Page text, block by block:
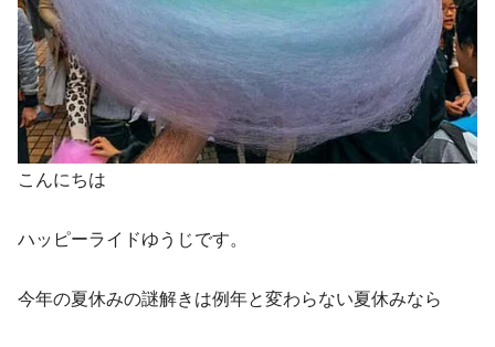
こんにちは
ハッピーライドゆうじです。
今年の夏休みの謎解きは例年と変わらない夏休みなら